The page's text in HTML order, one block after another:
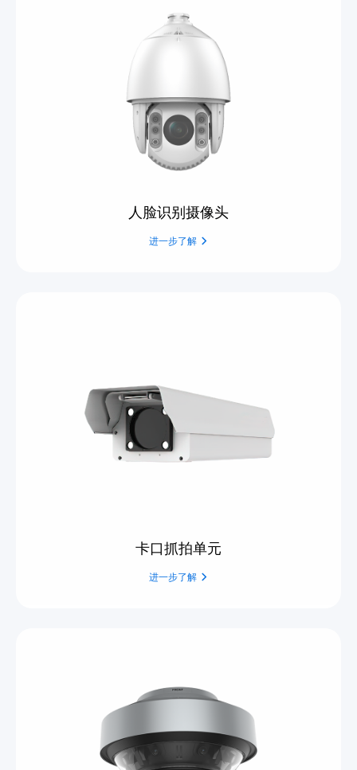
人脸识别摄像头
进一步了解
卡口抓拍单元
进一步了解